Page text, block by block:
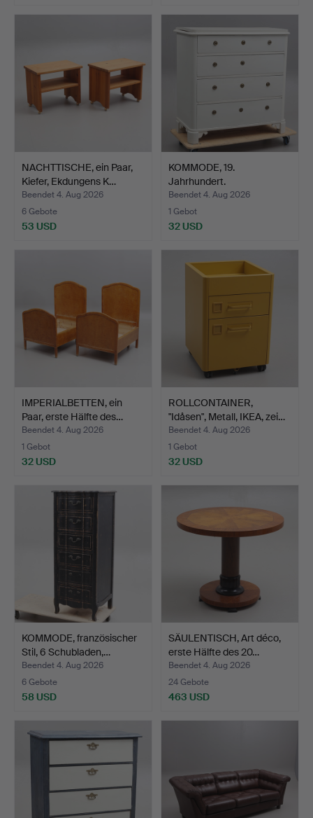
NACHTTISCHE, ein Paar,
Kiefer, Ekdungens K…
Beendet 4. Aug 2026
6 Gebote
53 USD
KOMMODE, 19.
Jahrhundert.
Beendet 4. Aug 2026
1 Gebot
32 USD
IMPERIALBETTEN, ein
Paar, erste Hälfte des…
Beendet 4. Aug 2026
1 Gebot
32 USD
ROLLCONTAINER,
"Idåsen", Metall, IKEA, zei…
Beendet 4. Aug 2026
1 Gebot
32 USD
KOMMODE, französischer
Stil, 6 Schubladen,…
Beendet 4. Aug 2026
6 Gebote
58 USD
SÄULENTISCH, Art déco,
erste Hälfte des 20…
Beendet 4. Aug 2026
24 Gebote
463 USD